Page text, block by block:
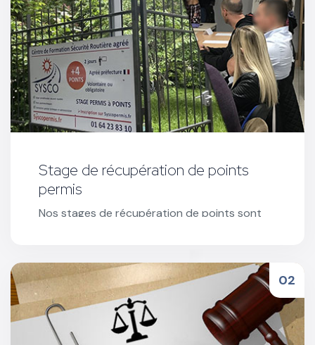
Stage de récupération de points
permis
Nos stages de récupération de points sont
expert sécurité routière.
Réserver votre stage